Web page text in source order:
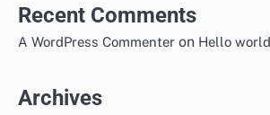
Recent Comments
A WordPress Commenter on Hello
Archives